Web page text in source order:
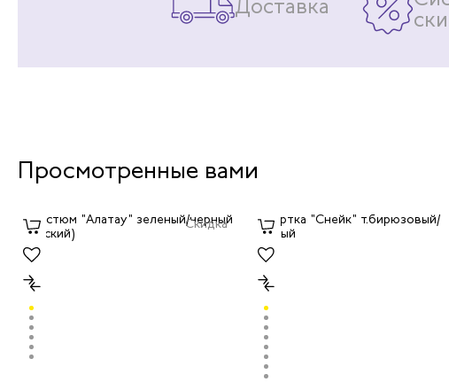
Доставка
Просмотренные вами
Скидка